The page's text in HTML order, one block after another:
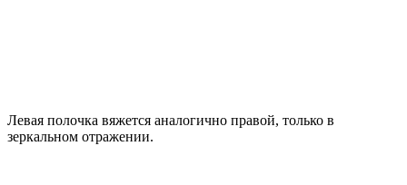
Левая полочка вяжется аналогично правой, только в
зеркальном отражении.